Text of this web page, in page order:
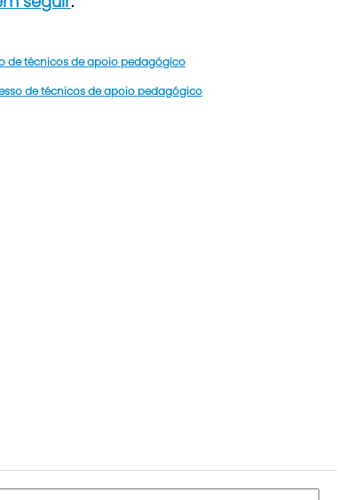
de técnicos de apoio pedagógico
de técnicos de apoio pedagógico